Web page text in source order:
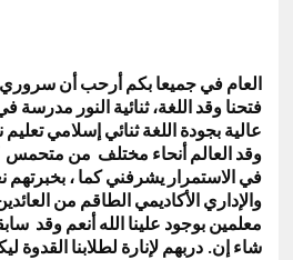
سروري أن أرحب بكم جميعا في العام
مدرسة النور ثنائية اللغة، وقد فتحنا
تعليم إسلامي ثنائي اللغة بجودة عالية
متحمس من مختلف أنحاء العالم وقد
بخبرتهم ، كما يشرفني الاستمرار في
من الطاقم الأكاديمي والإداري
وقد أنعم الله علينا بوجود معلمين
القدوة لطلابنا لإنارة دربهم.إن شاء